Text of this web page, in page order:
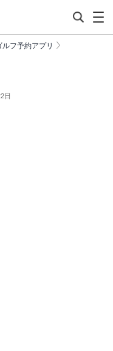
ルフ予約アプリ
日